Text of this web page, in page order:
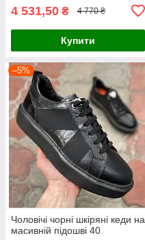
4 531,50 ₴ 4 770 ₴
Купити
–5%
Чоловічі чорні шкіряні кеди на
масивній підошві 40